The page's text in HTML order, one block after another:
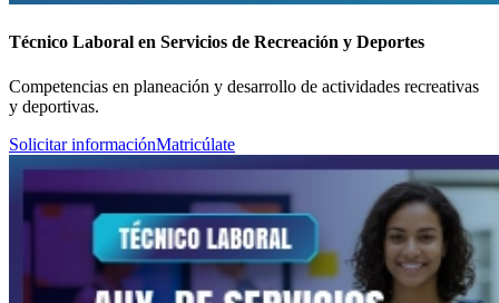
Técnico Laboral en Servicios de Recreación y Deportes
Competencias en planeación y desarrollo de actividades recreativas
y deportivas.
Solicitar informaciónMatricúlate